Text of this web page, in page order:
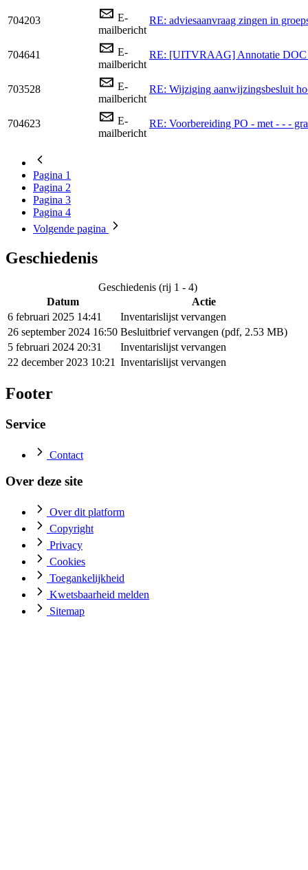
704203
E-
mailbericht
RE: adviesaanvraag zingen in
704641
E-
mailbericht
RE: [UITVRAAG] Annotatie DOC
703528
E-
mailbericht
RE: Wijziging aanwijzingsbesluit
704623
E-
mailbericht
RE: Voorbereiding PO - met - - -
Pagina 1
Pagina 2
Pagina 3
Pagina 4
Volgende pagina
Geschiedenis
Geschiedenis (rij 1 - 4)
Datum
Actie
6 februari 2025 14:41
Inventarislijst vervangen
26 september 2024 16:50 Besluitbrief vervangen (pdf, 2.53 MB)
5 februari 2024 20:31
Inventarislijst vervangen
22 december 2023 10:21 Inventarislijst vervangen
Footer
Service
Contact
Over deze site
Over dit platform
Copyright
Privacy
Cookies
Toegankelijkheid
Kwetsbaarheid melden
Sitemap